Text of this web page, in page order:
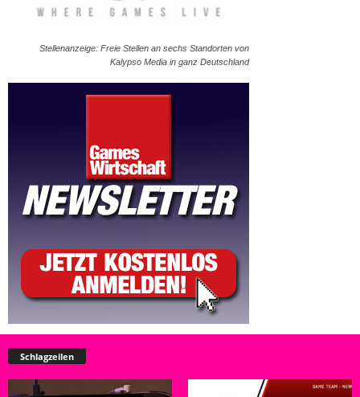
Stellenanzeige: Freie Stellen an sechs Standorten von
Kalypso Media in ganz Deutschland
Schlagzeilen